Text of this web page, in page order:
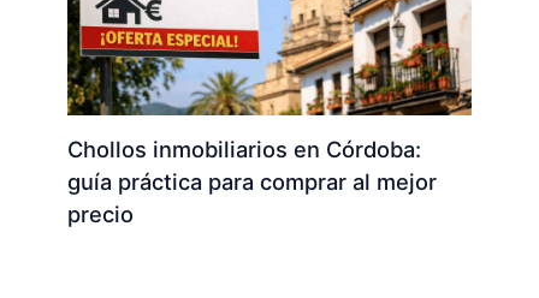
Chollos inmobiliarios en Córdoba:
guía práctica para comprar al mejor
precio